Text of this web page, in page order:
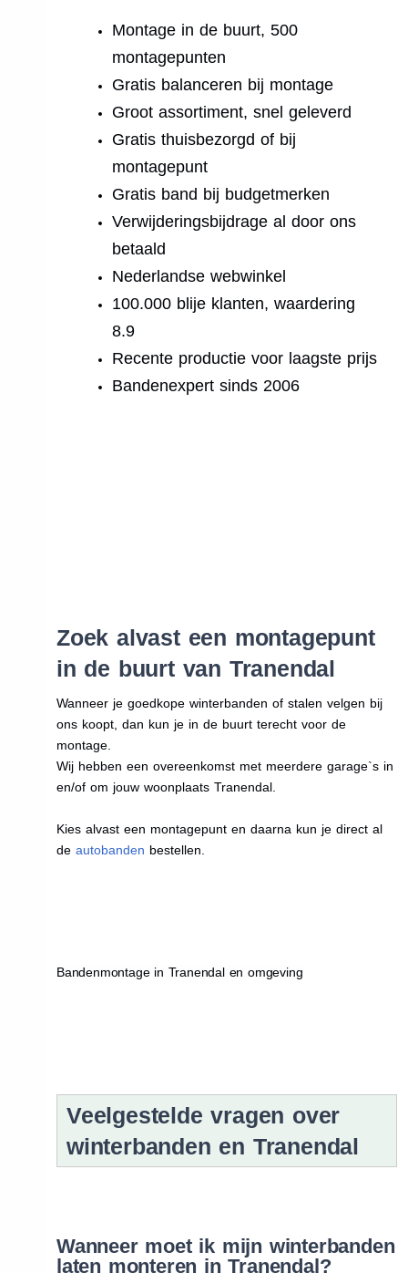
Montage in de buurt, 500
montagepunten
Gratis balanceren bij montage
Groot assortiment, snel geleverd
Gratis thuisbezorgd of bij
montagepunt
Gratis band bij budgetmerken
Verwijderingsbijdrage al door ons
betaald
Nederlandse webwinkel
100.000 blije klanten, waardering
8.9
Recente productie voor laagste prijs
Bandenexpert sinds 2006
Zoek alvast een montagepunt
in de buurt van Tranendal
Wanneer je goedkope winterbanden of stalen velgen bij
ons koopt, dan kun je in de buurt terecht voor de
montage.
Wij hebben een overeenkomst met meerdere garage`s in
en/of om jouw woonplaats Tranendal.
Kies alvast een montagepunt en daarna kun je direct al
de autobanden bestellen.
Bandenmontage in Tranendal en omgeving
Veelgestelde vragen over
winterbanden en Tranendal
Wanneer moet ik mijn winterbanden
laten monteren in Tranendal?